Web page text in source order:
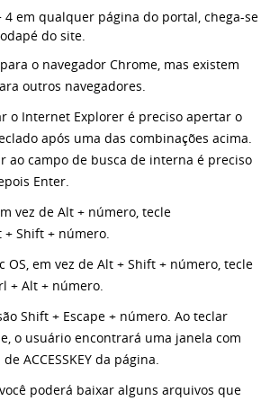
4 em qualquer página do portal, chega-se
do site.
o navegador Chrome, mas existem
outros navegadores.
o Internet Explorer é preciso apertar o
após uma das combinações acima.
ao campo de busca de interna é preciso
Enter.
vez de Alt + número, tecle
Shift + número.
OS, em vez de Alt + Shift + número, tecle
+ Alt + número.
Shift + Escape + número. Ao teclar
o usuário encontrará uma janela com
ACCESSKEY da página.
poderá baixar alguns arquivos que